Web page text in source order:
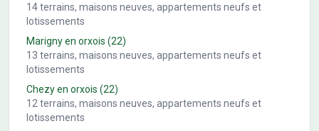
14terrains, maisons neuves, appartements neufs et
lotissements
Marigny en orxois (22)
13 terrains, maisons neuves, appartements neufs et
lotissements
Chezy en orxois (22)
12terrains, maisons neuves, appartements neufs et
lotissements